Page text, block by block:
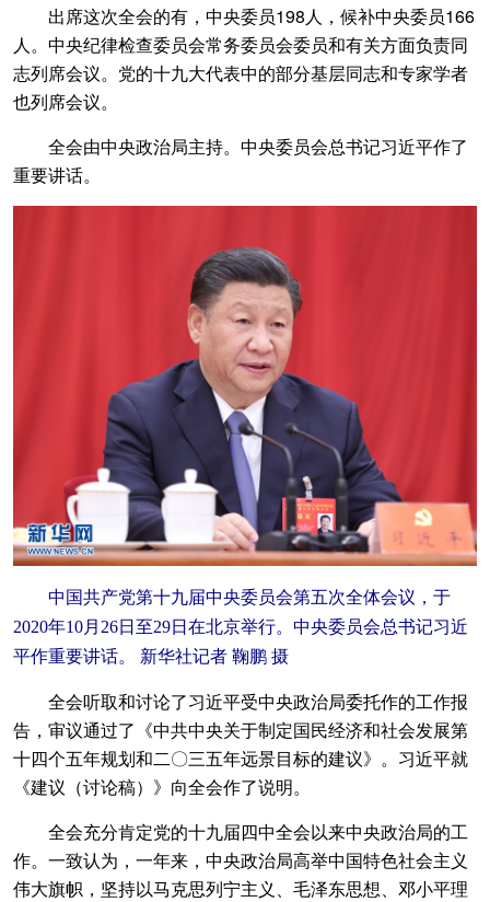
出席这次全会的有，中央委员198人，候补中央委员166
人。中央纪律检查委员会常务委员会委员和有关方面负责同
志列席会议。党的十九大代表中的部分基层同志和专家学者
也列席会议。
全会由中央政治局主持。中央委员会总书记习近平作了
重要讲话。
中国共产党第十九届中央委员会第五次全体会议，于
2020年10月26日至29日在北京举行。中央委员会总书记习近
平作重要讲话。 新华社记者 鞠鹏 摄
全会听取和讨论了习近平受中央政治局委托作的工作报
告，审议通过了《中共中央关于制定国民经济和社会发展第
十四个五年规划和二〇三五年远景目标的建议》。习近平就
《建议（讨论稿）》向全会作了说明。
全会充分肯定党的十九届四中全会以来中央政治局的工
作。一致认为，一年来，中央政治局高举中国特色社会主义
伟大旗帜，坚持以马克思列宁主义、毛泽东思想、邓小平理